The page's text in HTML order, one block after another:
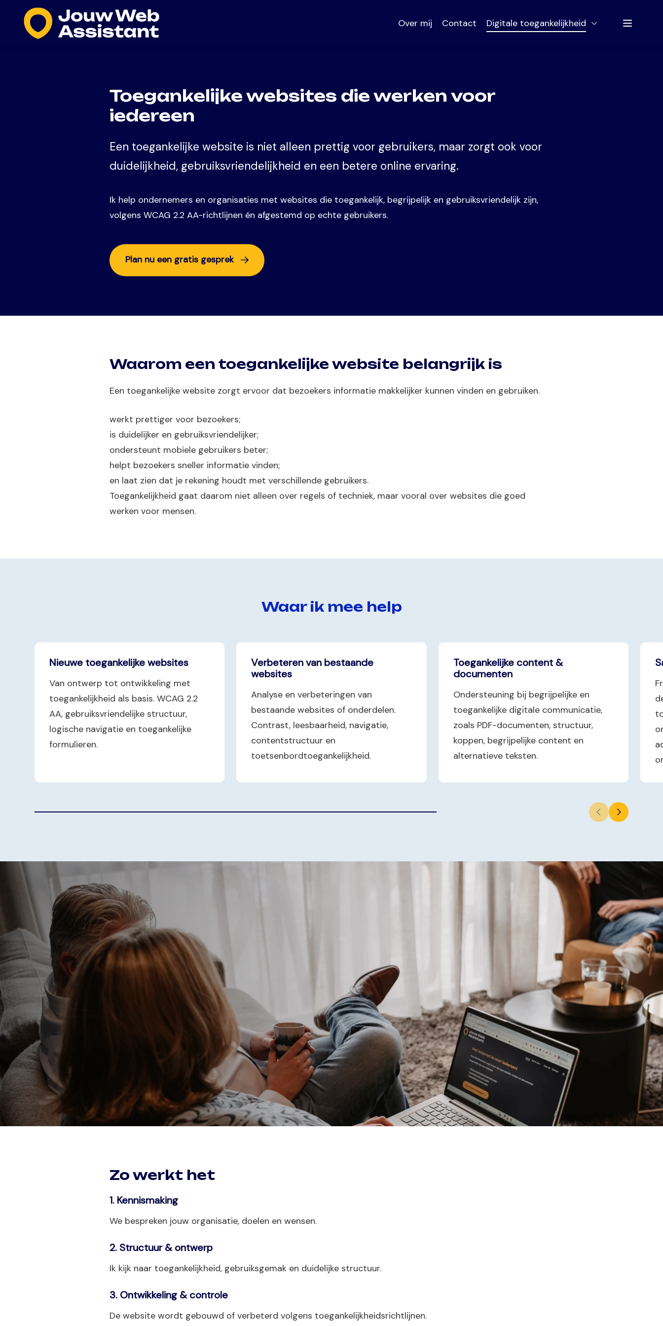
Overslaan en naar de inhoud gaan
Over mij Contact Digitale toegankelijkheid
Open Digitale
Menu
Toegankelijke websites die werken voor
iedereen
Een toegankelijke website is niet alleen prettig voor gebruikers, maar zorgt ook voor
duidelijkheid, gebruiksvriendelijkheid en een betere online ervaring.
Ik help ondernemers en organisaties met websites die toegankelijk, begrijpelijk en gebruiksvriendelijk zijn,
volgens WCAG 2.2 AA-richtlijnen én afgestemd op echte gebruikers.
Plan nu een gratis gesprek
Waarom een toegankelijke website belangrijk is
Een toegankelijke website zorgt ervoor dat bezoekers informatie makkelijker kunnen vinden en gebruiken.
werkt prettiger voor bezoekers;
is duidelijker en gebruiksvriendelijker;
ondersteunt mobiele gebruikers beter;
helpt bezoekers sneller informatie vinden;
en laat zien dat je rekening houdt met verschillende gebruikers.
Toegankelijkheid gaat daarom niet alleen over regels of techniek, maar vooral over websites die goed
werken voor mensen.
Waar ik mee help
Nieuwe toegankelijke websites
Van ontwerp tot ontwikkeling met
toegankelijkheid als basis. WCAG 2.2
AA, gebruiksvriendelijke structuur,
logische navigatie en toegankelijke
formulieren.
Verbeteren van bestaande
websites
Analyse en verbeteringen van
bestaande websites of onderdelen.
Contrast, leesbaarheid, navigatie,
contentstructuur en
toetsenbordtoegankelijkheid.
Toegankelijke content &
documenten
Ondersteuning bij begrijpelijke en
toegankelijke digitale communicatie,
zoals PDF-documenten, structuur,
koppen, begrijpelijke content en
alternatieve teksten.
Vorige slide
Volgende slide
Zo werkt het
1. Kennismaking
We bespreken jouw organisatie, doelen en wensen.
2. Structuur & ontwerp
Ik kijk naar toegankelijkheid, gebruiksgemak en duidelijke structuur.
3. Ontwikkeling & controle
De website wordt gebouwd of verbeterd volgens toegankelijkheidsrichtlijnen.